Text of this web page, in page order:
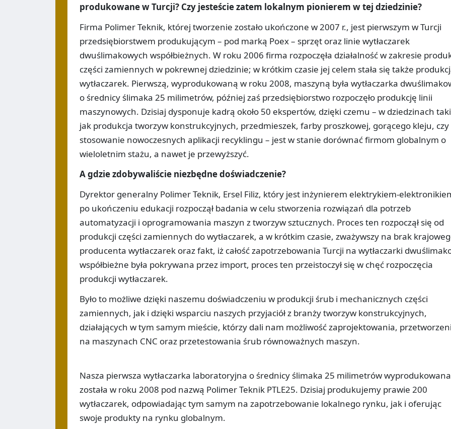
produkowane w Turcji? Czy jesteście zatem lokalnym pionierem w tej dziedzinie?
Firma Polimer Teknik, której tworzenie zostało ukończone w 2007 r., jest pierwszym w Turcji
przedsiębiorstwem produkującym – pod marką Poex – sprzęt oraz linie wytłaczarek
dwuślimakowych współbieżnych. W roku 2006 firma rozpoczęła działalność w zakresie
części zamiennych w pokrewnej dziedzinie; w krótkim czasie jej celem stała się także
wytłaczarek. Pierwszą, wyprodukowaną w roku 2008, maszyną była wytłaczarka
o średnicy ślimaka 25 milimetrów, później zaś przedsiębiorstwo rozpoczęło produkcję linii
maszynowych. Dzisiaj dysponuje kadrą około 50 ekspertów, dzięki czemu – w dziedzinach
jak produkcja tworzyw konstrukcyjnych, przedmieszek, farby proszkowej, gorącego kleju, czy
stosowanie nowoczesnych aplikacji recyklingu – jest w stanie dorównać firmom globalnym o
wieloletnim stażu, a nawet je przewyższyć.
A gdzie zdobywaliście niezbędne doświadczenie?
Dyrektor generalny Polimer Teknik, Ersel Filiz, który jest inżynierem elektrykiem-
po ukończeniu edukacji rozpoczął badania w celu stworzenia rozwiązań dla potrzeb
automatyzacji i oprogramowania maszyn z tworzyw sztucznych. Proces ten rozpoczął się od
produkcji części zamiennych do wytłaczarek, a w krótkim czasie, zważywszy na brak
producenta wytłaczarek oraz fakt, iż całość zapotrzebowania Turcji na wytłaczarki
współbieżne była pokrywana przez import, proces ten przeistoczył się w chęć rozpoczęcia
produkcji wytłaczarek.
Było to możliwe dzięki naszemu doświadczeniu w produkcji śrub i mechanicznych części
zamiennych, jak i dzięki wsparciu naszych przyjaciół z branży tworzyw konstrukcyjnych,
działających w tym samym mieście, którzy dali nam możliwość zaprojektowania,
na maszynach CNC oraz przetestowania śrub równoważnych maszyn.
Nasza pierwsza wytłaczarka laboratoryjna o średnicy ślimaka 25 milimetrów wyprodukowana
została w roku 2008 pod nazwą Polimer Teknik PTLE25. Dzisiaj produkujemy prawie 200
wytłaczarek, odpowiadając tym samym na zapotrzebowanie lokalnego rynku, jak i oferując
swoje produkty na rynku globalnym.